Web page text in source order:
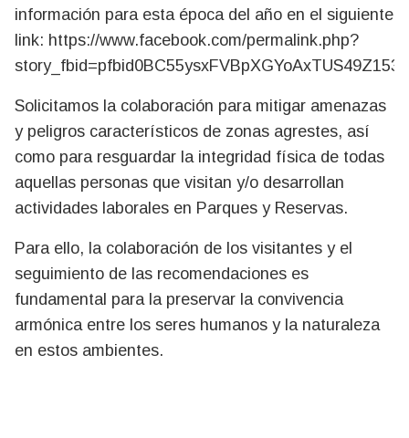
información para esta época del año en el siguiente
link: https://www.facebook.com/permalink.php?
Solicitamos la colaboración para mitigar amenazas
y peligros característicos de zonas agrestes, así
como para resguardar la integridad física de todas
aquellas personas que visitan y/o desarrollan
actividades laborales en Parques y Reservas.
Para ello, la colaboración de los visitantes y el
seguimiento de las recomendaciones es
fundamental para la preservar la convivencia
armónica entre los seres humanos y la naturaleza
en estos ambientes.